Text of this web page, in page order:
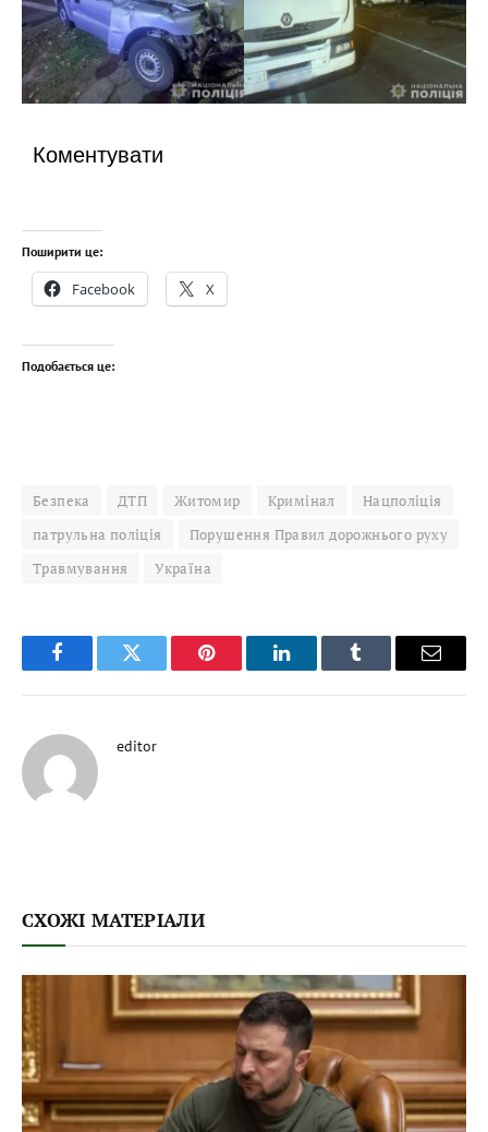
Коментувати
Поширити це:
Facebook X
Подобається це:
Безпека ДТП Житомир Кримінал
Нацполіція
патрульна поліція
Порушення Правил дорожнього руху
Травмування
Україна
FacebookTwitter Pinterest LinkedInTumblr Email
editor
СХОЖІ МАТЕРІАЛИ